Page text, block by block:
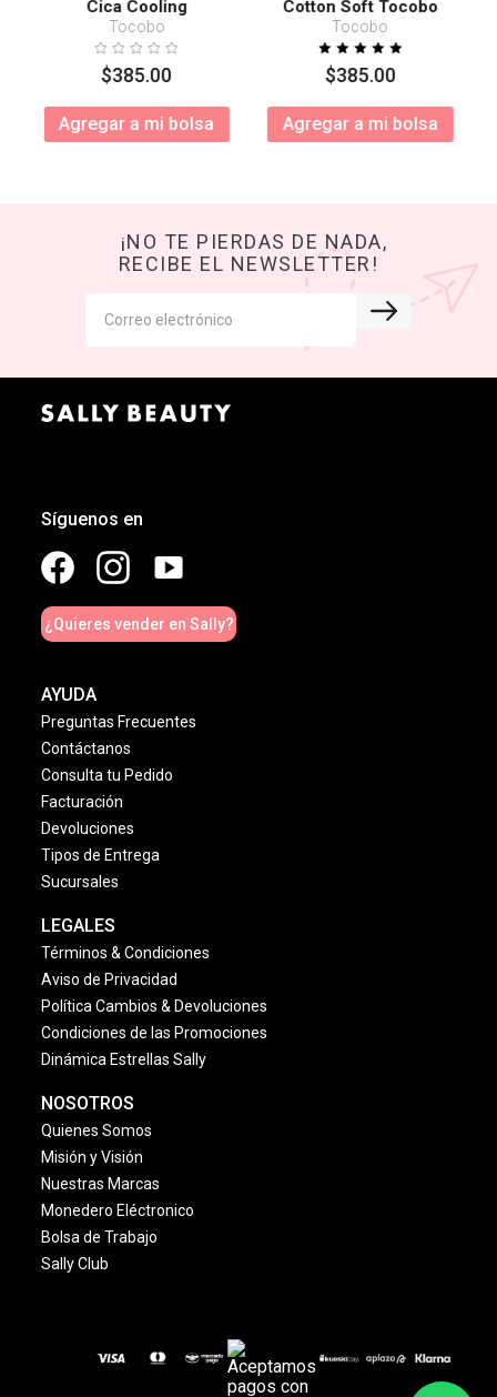
Cica Cooling
Tocobo
$385.00
Agregar a mi bolsa
Cotton Soft Tocobo
SPF50+ PA++++
Tocobo
$385.00
Agregar a mi bolsa
¡NO TE PIERDAS DE NADA,
RECIBE EL NEWSLETTER!
Síguenos en
¿Quieres vender en Sally?
AYUDA
Preguntas Frecuentes
Contáctanos
Consulta tu Pedido
Facturación
Devoluciones
Tipos de Entrega
Sucursales
LEGALES
Términos & Condiciones
Aviso de Privacidad
Política Cambios & Devoluciones
Condiciones de las Promociones
Dinámica Estrellas Sally
NOSOTROS
Quienes Somos
Misión y Visión
Nuestras Marcas
Monedero Eléctronico
Bolsa de Trabajo
Sally Club